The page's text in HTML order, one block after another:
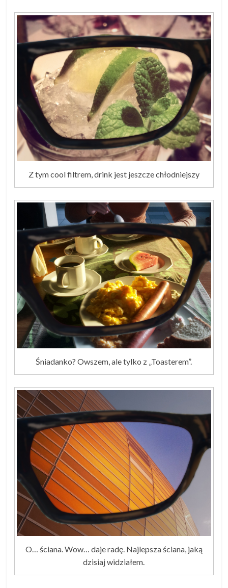
Z tym cool filtrem, drink jest jeszcze chłodniejszy
Śniadanko? Owszem, ale tylko z „Toasterem”.
O… ściana. Wow… daje radę. Najlepsza ściana, jaką
dzisiaj widziałem.